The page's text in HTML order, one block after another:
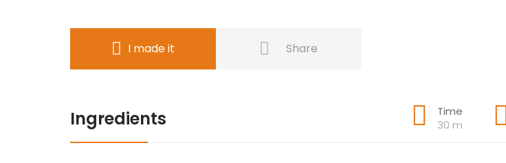
I made it Share
Ingredients
Time
30 m